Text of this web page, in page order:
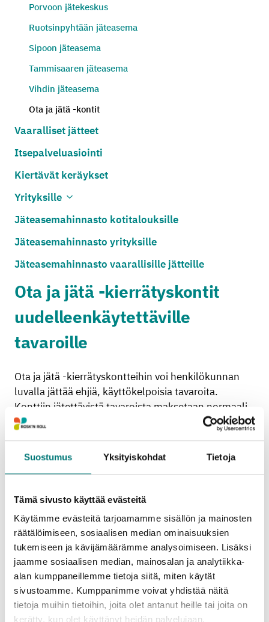
Suostumus Yksityiskohdat Tietoja
Tämä sivusto käyttää evästeitä
Käytämme evästeitä tarjoamamme sisällön ja mainosten
räätälöimiseen, sosiaalisen median ominaisuuksien
tukemiseen ja kävijämäärämme analysoimiseen. Lisäksi
jaamme sosiaalisen median, mainosalan ja analytiikka-
alan kumppaneillemme tietoja siitä, miten käytät
sivustoamme. Kumppanimme voivat yhdistää näitä
tietoja muihin tietoihin, joita olet antanut heille tai joita on
kerätty, kun olet käyttänyt heidän palvelujaan.
Porvoon jätekeskus
Ruotsinpyhtään jäteasema
Sipoon jäteasema
Tammisaaren jäteasema
Vihdin jäteasema
Ota ja jätä -kontit
Vaaralliset jätteet
Itsepalveluasiointi
Kiertävät keräykset
Yrityksille
Jäteasemahinnasto kotitalouksille
Jäteasemahinnasto yrityksille
Jäteasemahinnasto vaarallisille jätteille
Ota ja jätä -kierrätyskontit
uudelleenkäytettäville
tavaroille
Ota ja jätä -kierrätyskontteihin voi henkilökunnan
luvalla jättää ehjiä, käyttökelpoisia tavaroita.
Konttiin jätettävistä tavaroista maksetaan normaali
jätteen vastaanottomaksu. Kontista voi myös ottaa